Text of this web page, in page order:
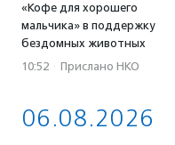
«Кофе для хорошего
мальчика» в поддержку
бездомных животных
10:52 · Прислано НКО
06.08.2026